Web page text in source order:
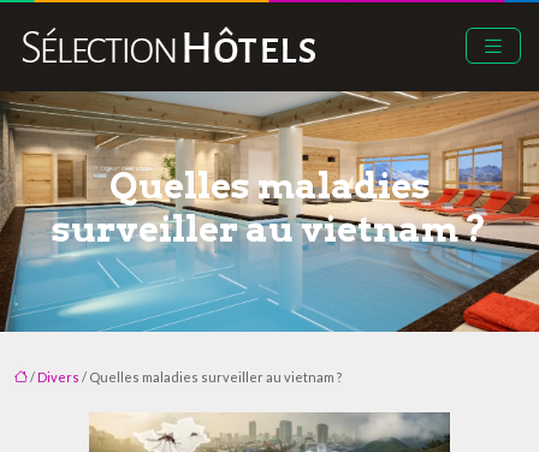
Quelles maladies
surveiller au vietnam ?
/ Divers / Quelles maladies surveiller au vietnam ?